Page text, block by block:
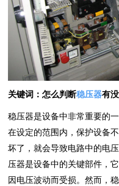
关键词：怎么判断稳压器有
稳压器是设备中非常重要的
在设定的范围内，保护设备
坏了，就会导致电路中的电
压器是设备中的关键部件，
因电压波动而受损。然而，